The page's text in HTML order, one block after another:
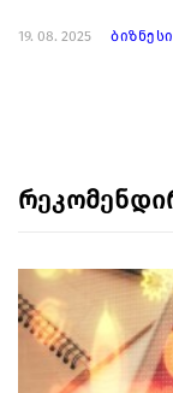
19. 08. 2025 ბიზნესი